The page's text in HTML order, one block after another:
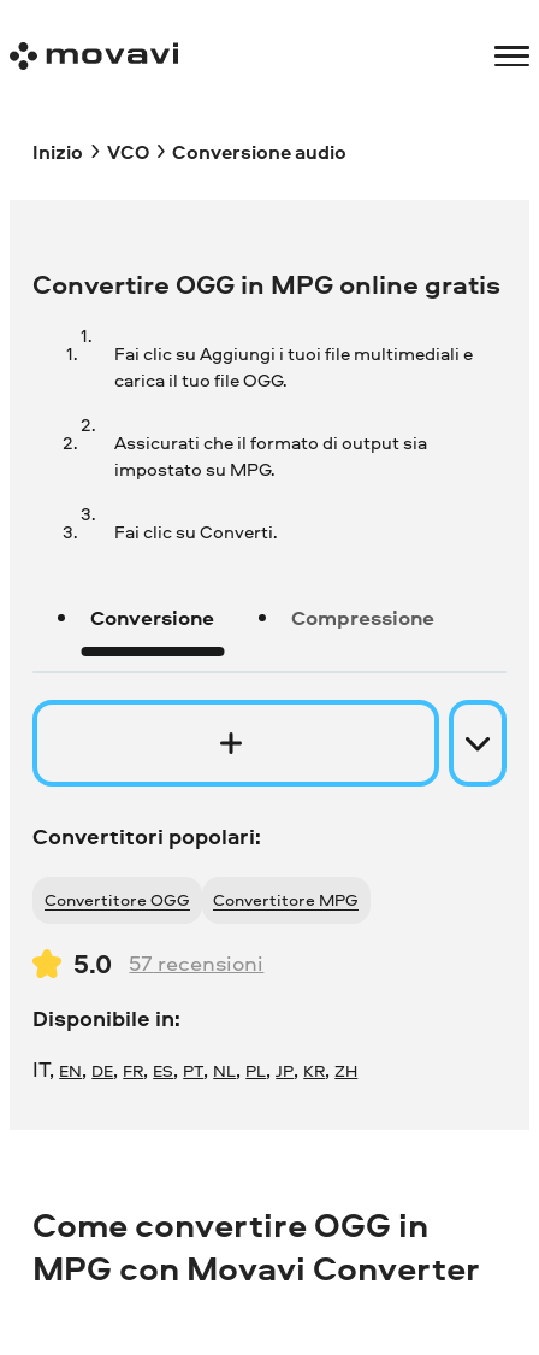
Inizio VCO Conversione audio
Convertire OGG in MPG online gratis
Fai clic su Aggiungi i tuoi file multimediali e
carica il tuo file OGG.
Assicurati che il formato di output sia
impostato su MPG.
Fai clic su Converti.
Conversione Compressione
Convertitori popolari:
Convertitore OGG Convertitore MPG
5.0 57 recensioni
Disponibile in:
IT, EN, DE, FR, ES, PT, NL, PL,JP, KR,ZH
Come convertire OGG in
MPG con Movavi Converter